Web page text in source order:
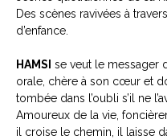
Des scènes ravivées à
d’enfance.
HAMSI se veut le messager
orale, chère à son cœur et
tombée dans l’oubli s’il ne
Amoureux de la vie,
il croise le chemin, il laisse